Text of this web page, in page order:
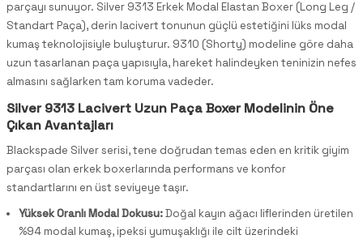
parçayı sunuyor. Silver 9313 Erkek Modal Elastan Boxer (Long Leg /
Standart Paça), derin lacivert tonunun güçlü estetiğini lüks modal
kumaş teknolojisiyle buluşturur. 9310 (Shorty) modeline göre daha
uzun tasarlanan paça yapısıyla, hareket halindeyken teninizin nefes
almasını sağlarken tam koruma vadeder.
Silver 9313 Lacivert Uzun Paça Boxer Modelinin Öne
Çıkan Avantajları
Blackspade Silver serisi, tene doğrudan temas eden en kritik giyim
parçası olan erkek boxerlarında performans ve konfor
standartlarını en üst seviyeye taşır.
Yüksek Oranlı Modal Dokusu:Doğal kayın ağacı liflerinden üretilen
%94 modal kumaş, ipeksi yumuşaklığı ile cilt üzerindeki